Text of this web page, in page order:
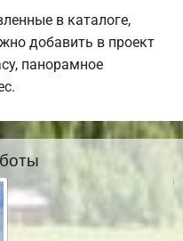
в каталоге,
добавить в проект
панорамное